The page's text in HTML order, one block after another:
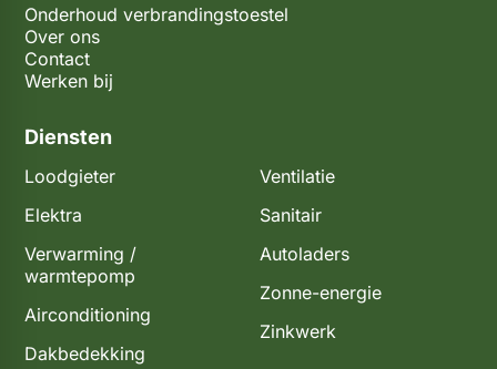
Onderhoud verbrandingstoestel
Over ons
Contact
Werken bij
Diensten
Loodgieter
Elektra
Verwarming /
warmtepomp
Airconditioning
Dakbedekking
Ventilatie
Sanitair
Autoladers
Zonne-energie
Zinkwerk